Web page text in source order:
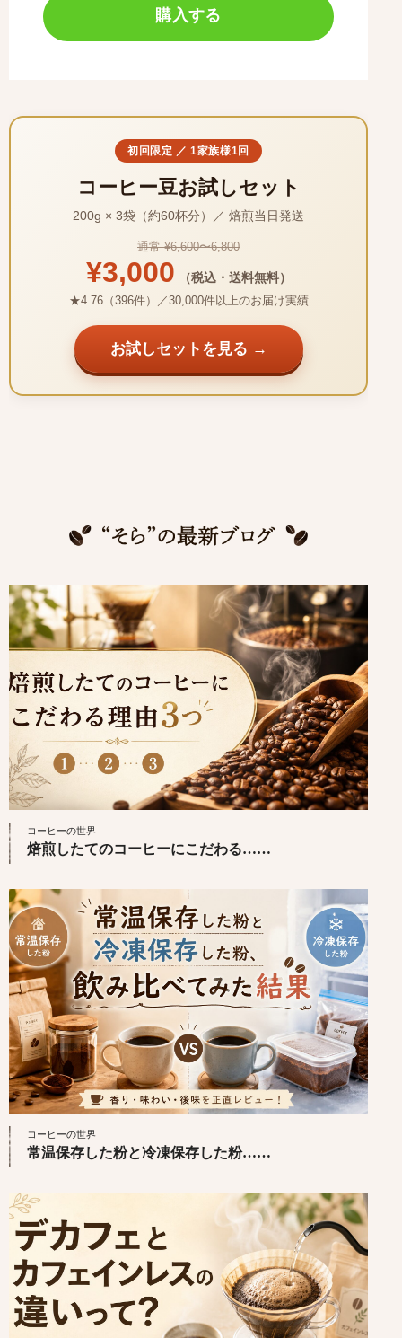
初回限定 ／ 1家族様1回
コーヒー豆お試しセット
200g × 3袋（約60杯分）／ 焙煎当日発送
通常 ¥6,600〜6,800
¥3,000 （税込・送料無料）
★4.76（396件）／30,000件以上のお届け実績
お試しセットを見る →
コーヒーの世界
焙煎したてのコーヒーにこだわる……
コーヒーの世界
常温保存した粉と冷凍保存した粉……